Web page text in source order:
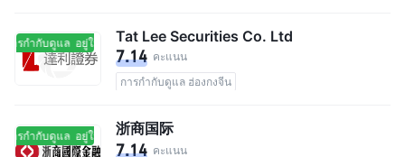
ารกำกับดูแล อยู่ในการกำกับดูแลTat Lee Securities Co. Ltd
7.14 คะแนน
การกำกับดูแล ฮ่องกงจีน
ารกำกับดูแล อยู่ในการกำกับดูแล
浙商国际
7.14 คะแนน